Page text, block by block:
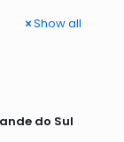
Show all
do Sul